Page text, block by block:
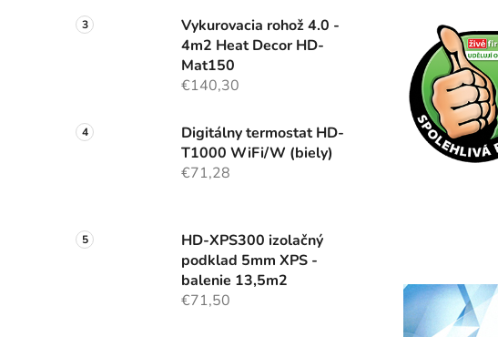
Vykurovacia rohož 4.0 -
4m2 Heat Decor HD-
Mat150
€140,30
Digitálny termostat HD-
T1000 WiFi/W (biely)
€71,28
HD-XPS300 izolačný
podklad 5mm XPS -
balenie 13,5m2
€71,50